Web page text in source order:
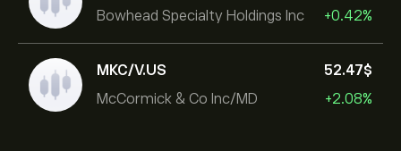
Bowhead Specialty Holdings Inc
+0.42%
MKC/V.US
McCormick & Co Inc/MD
52.47‎$‎
+2.08%